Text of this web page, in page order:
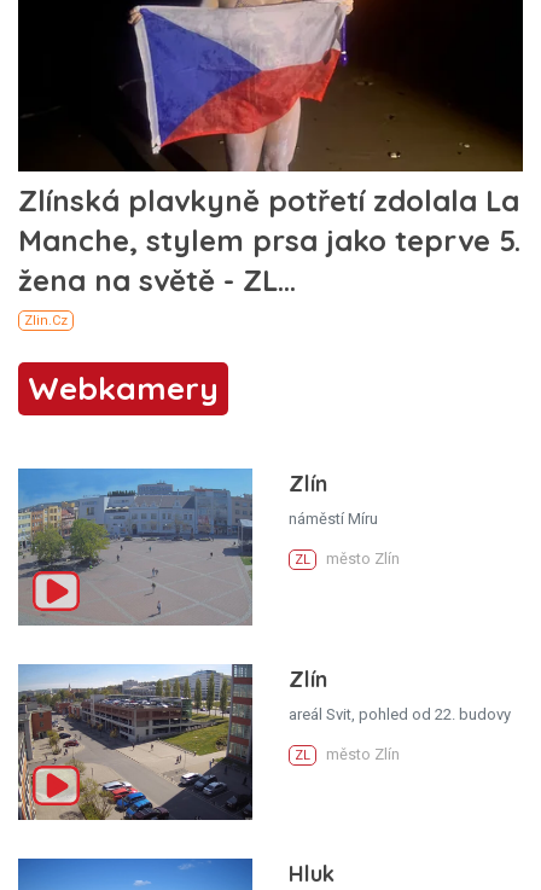
Webkamery
Zlín
náměstí Míru
ZL město Zlín
Zlín
areál Svit, pohled od 22. budovy
ZL město Zlín
Hluk